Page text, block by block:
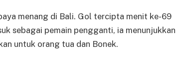
menang di Bali. Gol tercipta menit ke-69
sebagai pemain pengganti, ia menunjukkan
untuk orang tua dan Bonek.